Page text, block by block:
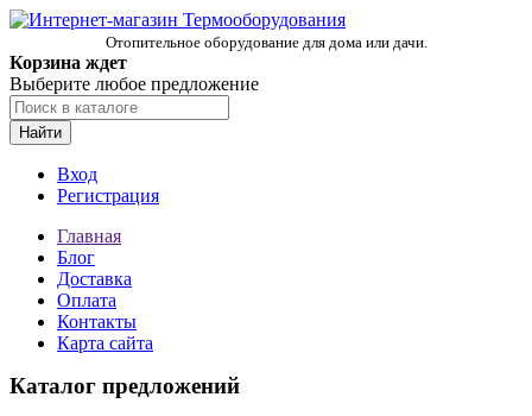
Отопительное оборудование для дома или дачи.
Корзина ждет
Выберите любое предложение
Найти
Вход
Регистрация
Главная
Блог
Доставка
Оплата
Контакты
Карта сайта
Каталог предложений